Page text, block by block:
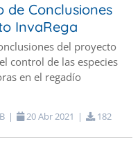
de Conclusiones
InvaRega
del proyecto
control de las especies
en el regadío
| 20Abr2021 | 182